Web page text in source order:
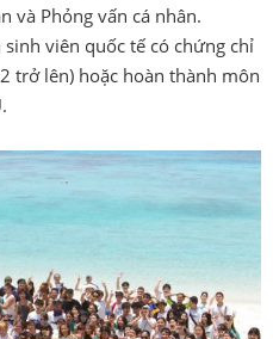
và Phỏng vấn cá nhân.
viên quốc tế có chứng chỉ
trở lên) hoặc hoàn thành môn